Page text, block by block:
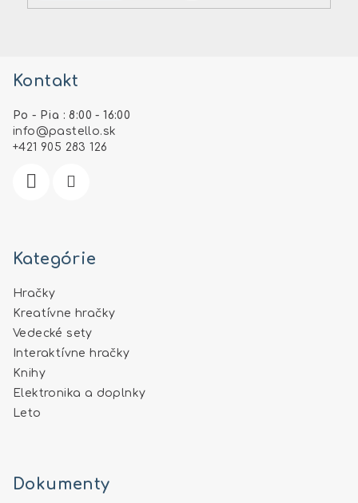
Kontakt
Po - Pia : 8:00 - 16:00
info @pastello.sk
+421 905 283 126
Kategórie
Hračky
Kreatívne hračky
Vedecké sety
Interaktívne hračky
Knihy
Elektronika a doplnky
Leto
Dokumenty